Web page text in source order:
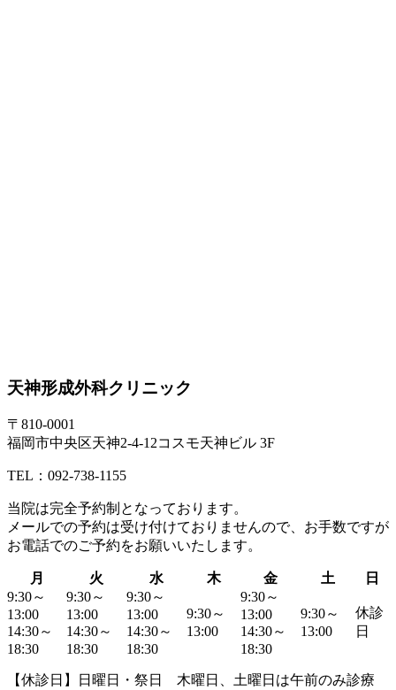
天神形成外科クリニック
〒810-0001
福岡市中央区天神2-4-12コスモ天神ビル 3F
TEL：092-738-1155
当院は完全予約制 となっております。
メールでの予約は受け付けておりませんので、お手数ですが
お電話でのご予約をお願いいたします。
月 火 水 木 金 土
日
9:30～
13:00
9:30～
13:00
9:30～
13:00
9:30～
13:00
9:30～
13:00
9:30～
13:00
休診
日
14:30～
18:30
14:30～
18:30
14:30～
18:30
14:30～
18:30
【休診日】日曜日・祭日 木曜日、土曜日は午前のみ診療